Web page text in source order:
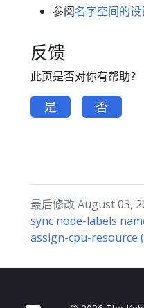
参阅名字空间的
反馈
此页是否对你有帮助？
是 否
最后修改 August 03,
sync node-labels
assign-cpu-resource